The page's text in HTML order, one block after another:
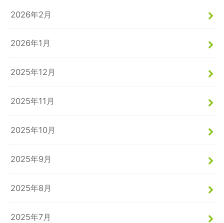
2026年2月
2026年1月
2025年12月
2025年11月
2025年10月
2025年9月
2025年8月
2025年7月